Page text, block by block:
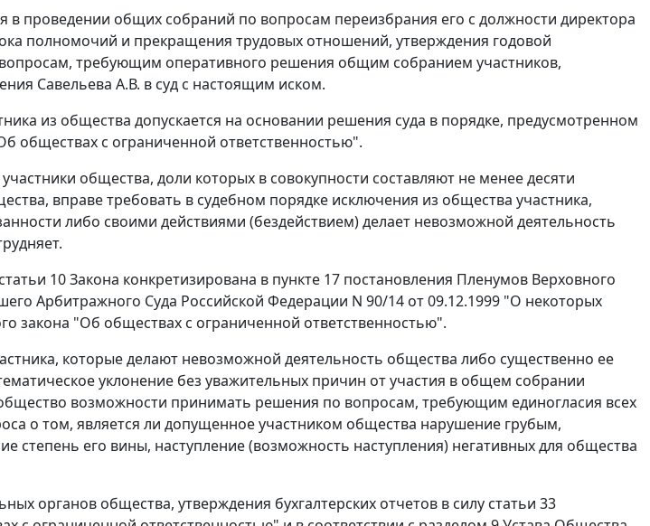
в проведении общих собраний по вопросам переизбрания его с должности директора
полномочий и прекращения трудовых отношений, утверждения годовой
требующим оперативного решения общим собранием участников,
Савельева А.В. в суд с настоящим иском.
из общества допускается на основании решения суда в порядке, предусмотренном
обществах с ограниченной ответственностью".
общества, доли которых в совокупности составляют не менее десяти
вправе требовать в судебном порядке исключения из общества участника,
либо своими действиями (бездействием) делает невозможной деятельность
10 Закона конкретизирована в пункте 17 постановления Пленумов Верховного
Арбитражного Суда Российской Федерации N 90/14 от 09.12.1999 "О некоторых
закона "Об обществах с ограниченной ответственностью".
которые делают невозможной деятельность общества либо существенно ее
уклонение без уважительных причин от участия в общем собрании
возможности принимать решения по вопросам, требующим единогласия всех
о том, является ли допущенное участником общества нарушение грубым,
степень его вины, наступление (возможность наступления) негативных для общества
органов общества, утверждения бухгалтерских отчетов в силу статьи 33